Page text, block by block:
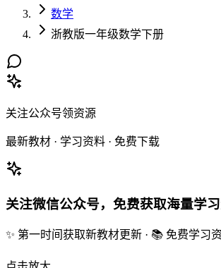
数学
浙教版一年级数学下册
关注公众号领资源
最新教材 · 学习资料 · 免费下载
关注微信公众号，免费获取海量学
✨ 第一时间获取新教材更新 · 📚 免费学习